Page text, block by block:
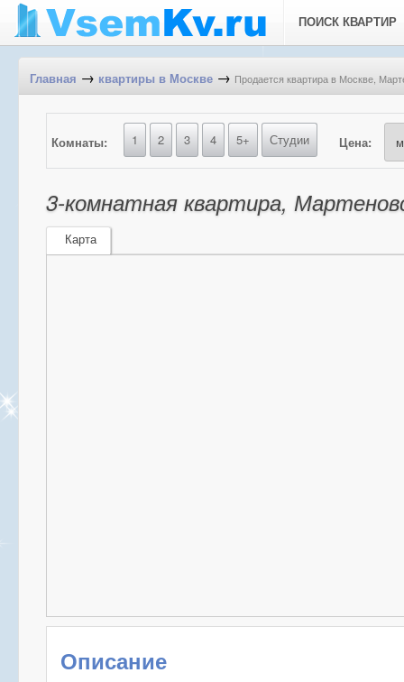
ПОИСК КВАРТИР
Главная → квартиры в Москве → Продается квартира в Москве,
Комнаты: 1 2 3 4 5+ Студии Цена:
3-комнатная квартира,
Карта
Описание